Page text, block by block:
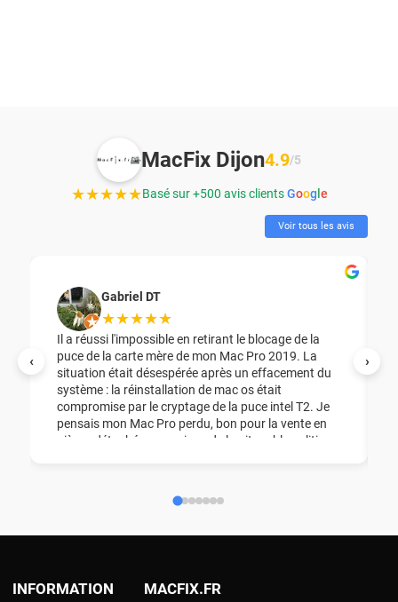
‹ ›
MacFix Dijon4.9/5
★★★★★Basé sur +500 avis clientsGoog e
Voir tous les avis
Gabriel DT
★★★★★
Il a réussi l'impossible en retirant le blocage de la
puce de la carte mère de mon Mac Pro 2019. La
situation était désespérée après un effacement du
système : la réinstallation de mac os était
compromise par le cryptage de la puce intel T2. Je
pensais mon Mac Pro perdu, bon pour la vente en
pièces détachées, en raison de la pitoyable politique
et réinstaller Mac Os sans changer la carte mère .
INFORMATION MACFIX.FR